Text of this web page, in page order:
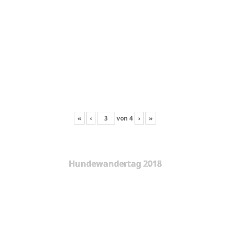
« ‹ von 4 › »
Hundewandertag 2018